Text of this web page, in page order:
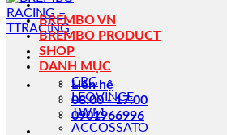
Liên hệ
08:00 - 17:00
0901966996
BREMBO VN
BREMBO PRODUCT
SHOP
DANH MỤC
CRG
LEOVINCE
TWM
ACCOSSATO